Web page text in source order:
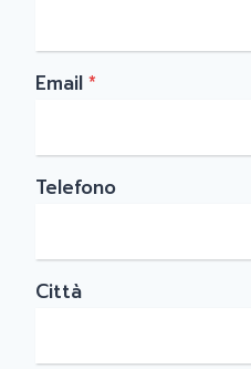
Email*
Telefono
Città